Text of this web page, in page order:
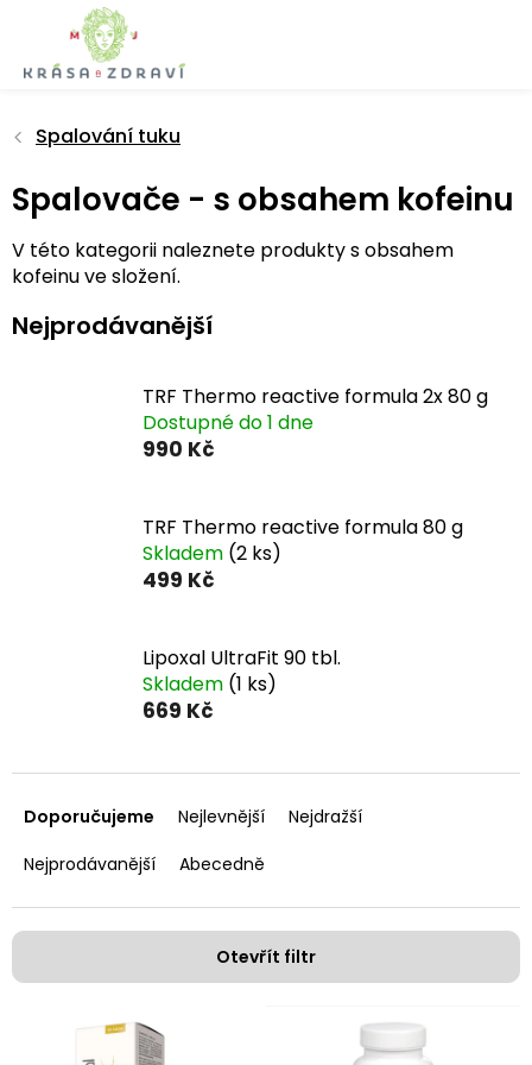
obsah
Spalování tuku
Spalovače - s obsahem kofeinu
V této kategorii naleznete produkty s obsahem
kofeinu ve složení.
Nejprodávanější
TRF Thermo reactive formula 2x 80 g
Dostupné do 1 dne
990 Kč
TRF Thermo reactive formula 80 g
Skladem (2 ks)
499 Kč
Lipoxal UltraFit 90 tbl.
Skladem (1 ks)
669 Kč
a
e
í
p
r
Doporučujeme Nejlevnější
Nejdražší
Nejprodávanější
Abecedně
Otevřít filtr